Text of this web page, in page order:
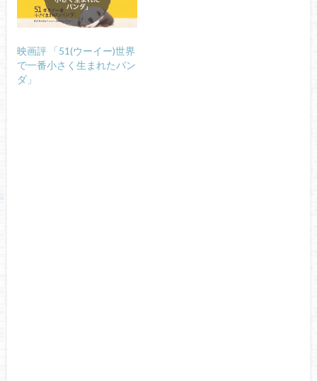
映画評 「51(ウーイー)世界
で一番小さく生まれたパン
ダ」